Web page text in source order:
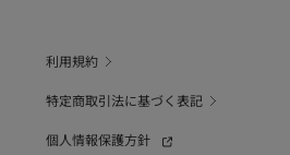
利用規約
特定商取引法に基づく表記
個人情報保護方針